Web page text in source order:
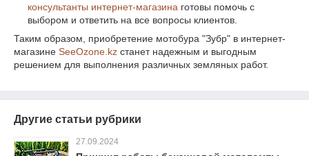
консультанты интернет-магазина готовы помочь с
выбором и ответить на все вопросы клиентов.
Таким образом, приобретение мотобура "Зубр" в интернет-
магазине SeeOzone.kz станет надежным и выгодным
решением для выполнения различных земляных работ.
Другие статьи рубрики
27.09.2024